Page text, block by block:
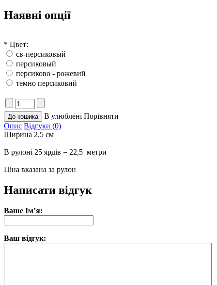
Наявні опції
* Цвет:
св-персиковый
персиковый
персиково - рожевий
темно персиковий
В улюблені Порівняти
Опис Відгуки (0)
Ширина 2,5 см
В рулоні 25 ярдів = 22,5 метри
Ціна вказана за рулон
Написати відгук
Ваше Ім’я:
Ваш відгук: